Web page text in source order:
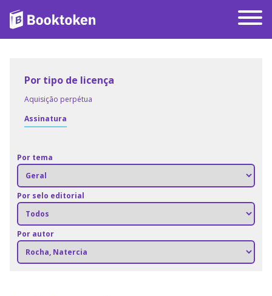
Por tipo de licença
Aquisição perpétua
Assinatura
Por tema
Por selo editorial
Por autor